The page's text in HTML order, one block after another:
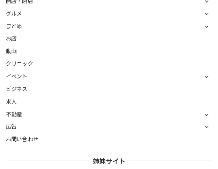
グルメ
まとめ
お店
動画
クリニック
イベント
ビジネス
求人
不動産
広告
お問い合わせ
姉妹サイト